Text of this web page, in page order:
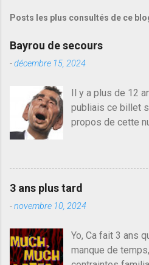
t
e
r
u
m
m
e
n
r
e
Posts les plus consultés de ce
Bayrou de secours
-décembre 15, 2024
Il y a plus de 12
publiais ce billet
propos de cette
quelqu'un, je ne
des amis ou des
croit. François
devenir le traite
et c'est par la
plus proche de
sinon il serait
3 ans plus tard
-novembre 10, 2024
Yo, Ca fait 3 ans
manque de